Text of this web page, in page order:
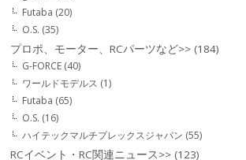
Futaba (20)
O.S. (35)
プロポ、モーター、RCパーツなど>> (184)
G-FORCE (40)
ワールドモデルス (1)
Futaba (65)
O.S. (16)
ハイテックマルチプレックスジャパン (55)
RCイベント・RC関連ニュース>> (123)